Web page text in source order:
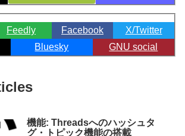
Feedly Facebook
X/Twitter
Bluesky GNU social
機能: Threadsへのハッシュタ
グ・トピック機能の搭載